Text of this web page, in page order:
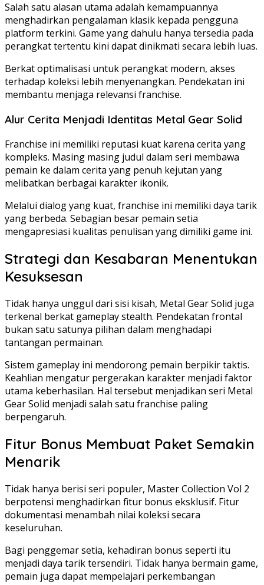
Salah satu alasan utama adalah kemampuannya
menghadirkan pengalaman klasik kepada pengguna
platform terkini. Game yang dahulu hanya tersedia pada
perangkat tertentu kini dapat dinikmati secara lebih luas.
Berkat optimalisasi untuk perangkat modern, akses
terhadap koleksi lebih menyenangkan. Pendekatan ini
membantu menjaga relevansi franchise.
Alur Cerita Menjadi Identitas Metal Gear Solid
Franchise ini memiliki reputasi kuat karena cerita yang
kompleks. Masing masing judul dalam seri membawa
pemain ke dalam cerita yang penuh kejutan yang
melibatkan berbagai karakter ikonik.
Melalui dialog yang kuat, franchise ini memiliki daya tarik
yang berbeda. Sebagian besar pemain setia
mengapresiasi kualitas penulisan yang dimiliki game ini.
Strategi dan Kesabaran Menentukan
Kesuksesan
Tidak hanya unggul dari sisi kisah, Metal Gear Solid juga
terkenal berkat gameplay stealth. Pendekatan frontal
bukan satu satunya pilihan dalam menghadapi
tantangan permainan.
Sistem gameplay ini mendorong pemain berpikir taktis.
Keahlian mengatur pergerakan karakter menjadi faktor
utama keberhasilan. Hal tersebut menjadikan seri Metal
Gear Solid menjadi salah satu franchise paling
berpengaruh.
Fitur Bonus Membuat Paket Semakin
Menarik
Tidak hanya berisi seri populer, Master Collection Vol 2
berpotensi menghadirkan fitur bonus eksklusif. Fitur
dokumentasi menambah nilai koleksi secara
keseluruhan.
Bagi penggemar setia, kehadiran bonus seperti itu
menjadi daya tarik tersendiri. Tidak hanya bermain game,
pemain juga dapat mempelajari perkembangan